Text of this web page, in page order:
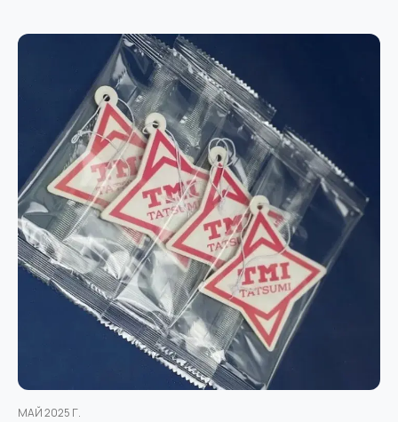
МАЙ 2025 Г.